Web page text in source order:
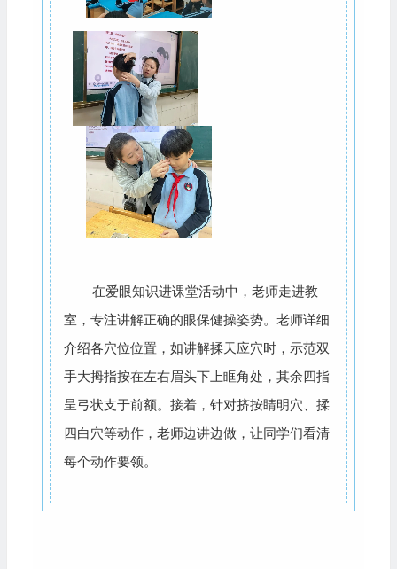
在爱眼知识进课堂活动中，老师走进教
室，专注讲解正确的眼保健操姿势。老师详细
介绍各穴位位置，如讲解揉天应穴时，示范双
手大拇指按在左右眉头下上眶角处，其余四指
呈弓状支于前额。接着，针对挤按睛明穴、揉
四白穴等动作，老师边讲边做，让同学们看清
每个动作要领。